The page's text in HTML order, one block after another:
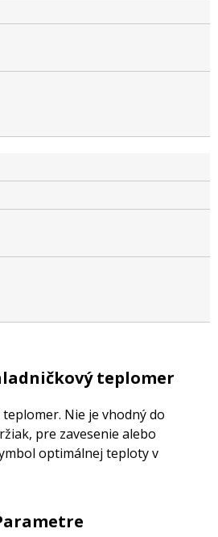
teplomer
Nie je vhodný do
pre zavesenie alebo
optimálnej teploty v